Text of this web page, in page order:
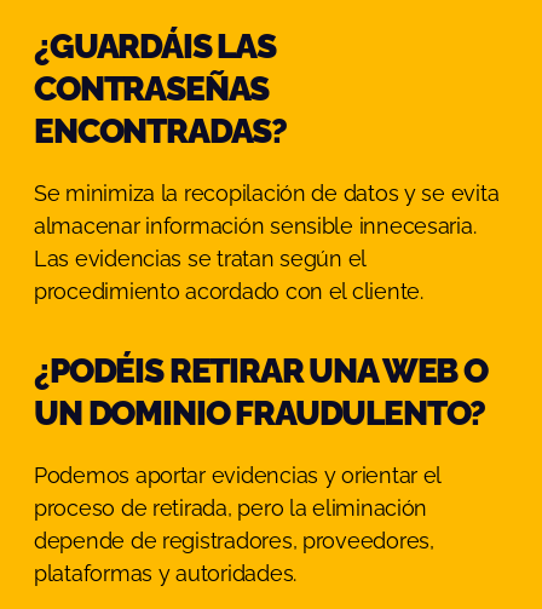
¿GUARDÁIS LAS
CONTRASEÑAS
ENCONTRADAS?
Se minimiza la recopilación de datos y se evita
almacenar información sensible innecesaria.
Las evidencias se tratan según el
procedimiento acordado con el cliente.
¿PODÉIS RETIRAR UNA WEB O
UN DOMINIO FRAUDULENTO?
Podemos aportar evidencias y orientar el
proceso de retirada, pero la eliminación
depende de registradores, proveedores,
plataformas y autoridades.